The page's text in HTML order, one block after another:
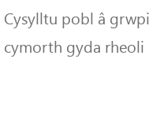
Cysylltu pobl â
cymorth gyda rheoli